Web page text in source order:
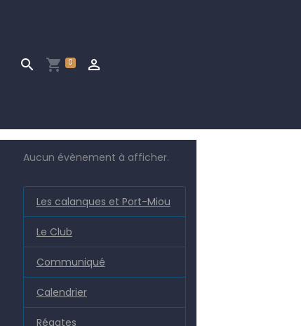
0
Aucun évènement à afficher.
Les calanques et Port-Miou
Le Club
Communiqué
Calendrier
Régates